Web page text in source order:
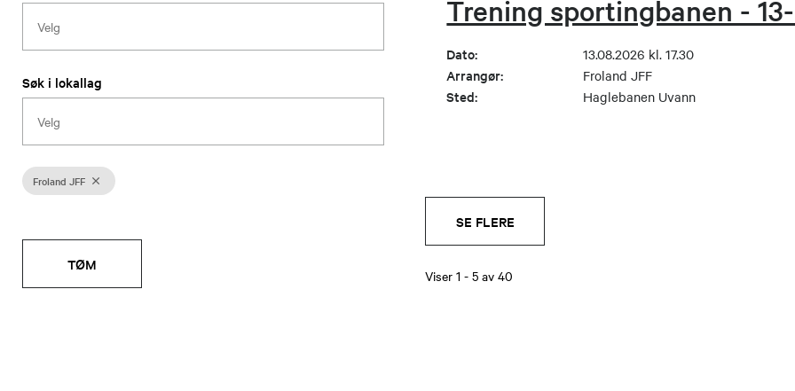
Søk i lokallag
Froland JFF
TØM
Trening sportingbanen -
Dato: 13.08.2026 kl. 17.30
Arrangør: Froland JFF
Sted: Haglebanen Uvann
SE FLERE
Viser1- 5av40